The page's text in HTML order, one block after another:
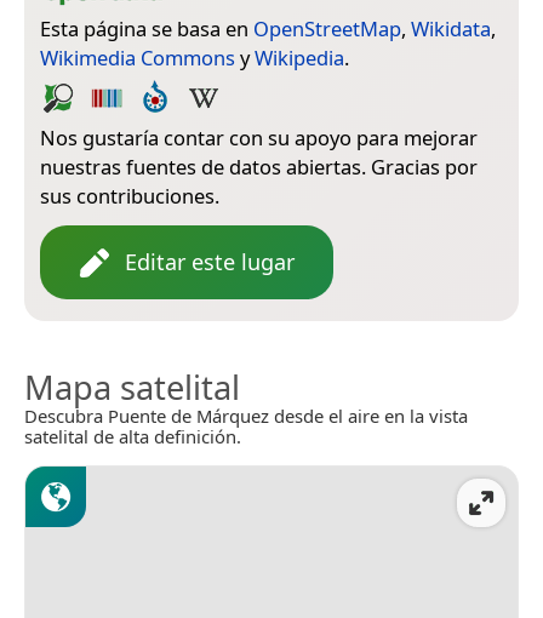
Esta página se basa en OpenStreetMap, Wikidata,
Wikimedia Commons yWikipedia.
Nos gustaría contar con su apoyo para mejorar
nuestras fuentes de datos abiertas. Gracias por
sus contribuciones.
Editar este lugar
Mapa satelital
Descubra Puente de Márquez desde el aire en la vista
satelital de alta definición.